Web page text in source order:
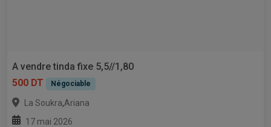
A vendre tinda fixe 5,5//1,80
500 DT
Négociable
La Soukra,Ariana
17 mai 2026